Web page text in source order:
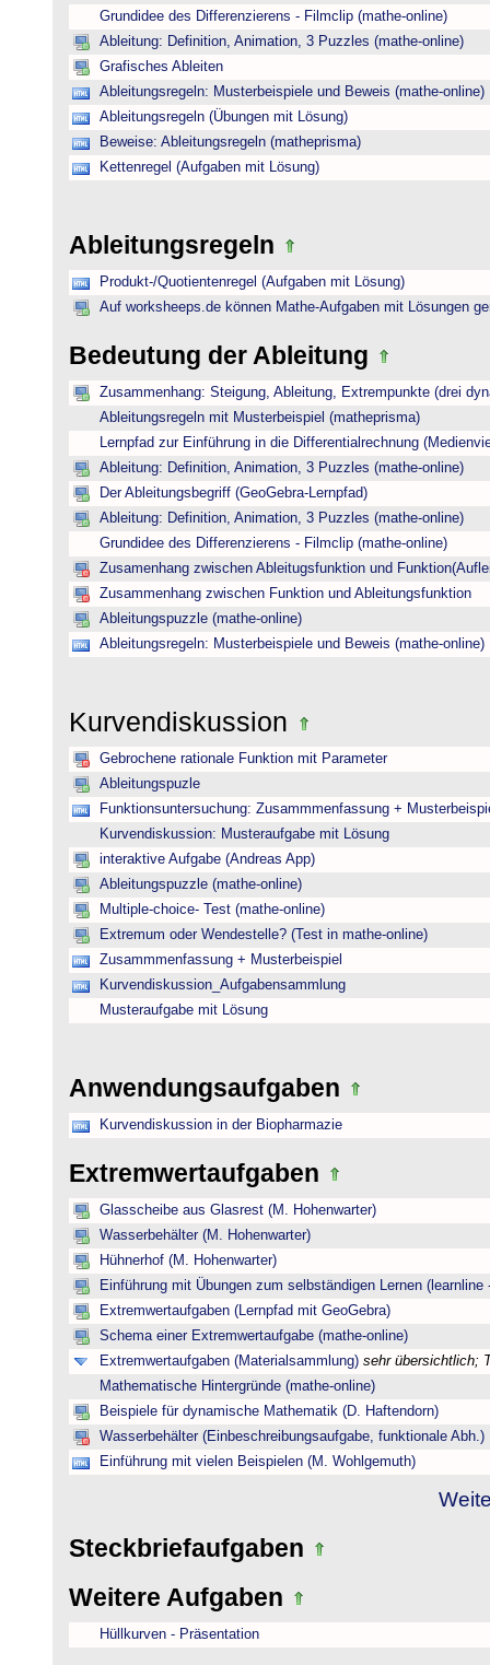
Grundidee des Differenzierens - Filmclip (mathe-online)
Ableitung: Definition, Animation, 3 Puzzles (mathe-online)
Grafisches Ableiten
Ableitungsregeln: Musterbeispiele und Beweis (mathe-online)
Ableitungsregeln (Übungen mit Lösung)
Beweise: Ableitungsregeln (matheprisma)
Kettenregel (Aufgaben mit Lösung)
Ableitungsregeln
Produkt-/Quotientenregel (Aufgaben mit Lösung)
Auf worksheeps.de können Mathe-Aufgaben mit Lösungen
Bedeutung der Ableitung
Zusammenhang: Steigung, Ableitung, Extrempunkte (drei
Ableitungsregeln mit Musterbeispiel (matheprisma)
Lernpfad zur Einführung in die Differentialrechnung
Ableitung: Definition, Animation, 3 Puzzles (mathe-online)
Der Ableitungsbegriff (GeoGebra-Lernpfad)
Ableitung: Definition, Animation, 3 Puzzles (mathe-online)
Grundidee des Differenzierens - Filmclip (mathe-online)
Zusamenhang zwischen Ableitugsfunktion und
Zusammenhang zwischen Funktion und Ableitungsfunktion
Ableitungspuzzle (mathe-online)
Ableitungsregeln: Musterbeispiele und Beweis (mathe-online)
Kurvendiskussion
Gebrochene rationale Funktion mit Parameter
Ableitungspuzle
Funktionsuntersuchung: Zusammmenfassung +
Kurvendiskussion: Musteraufgabe mit Lösung
interaktive Aufgabe (Andreas App)
Ableitungspuzzle (mathe-online)
Multiple-choice- Test (mathe-online)
Extremum oder Wendestelle? (Test in mathe-online)
Zusammmenfassung + Musterbeispiel
Kurvendiskussion_Aufgabensammlung
Musteraufgabe mit Lösung
Anwendungsaufgaben
Kurvendiskussion in der Biopharmazie
Extremwertaufgaben
Glasscheibe aus Glasrest (M. Hohenwarter)
Wasserbehälter (M. Hohenwarter)
Hühnerhof (M. Hohenwarter)
Einführung mit Übungen zum selbständigen Lernen (learnline
Extremwertaufgaben (Lernpfad mit GeoGebra)
Schema einer Extremwertaufgabe (mathe-online)
Extremwertaufgaben (Materialsammlung) sehr übersichtlich;
Mathematische Hintergründe (mathe-online)
Beispiele für dynamische Mathematik (D. Haftendorn)
Wasserbehälter (Einbeschreibungsaufgabe, funktionale Abh.)
Einführung mit vielen Beispielen (M. Wohlgemuth)
Steckbriefaufgaben
Weitere Aufgaben
Hüllkurven - Präsentation